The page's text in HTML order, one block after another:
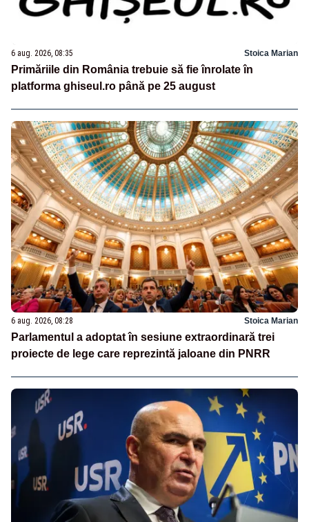
6 aug. 2026, 08:35 Stoica Marian
Primăriile din România trebuie să fie înrolate în
platforma ghiseul.ro până pe 25 august
6 aug. 2026, 08:28 Stoica Marian
Parlamentul a adoptat în sesiune extraordinară trei
proiecte de lege care reprezintă jaloane din PNRR